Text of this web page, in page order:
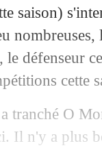
saison)
le défenseur
cette
tranché O
Il n'y a plus
pas
la
pour la
pour la